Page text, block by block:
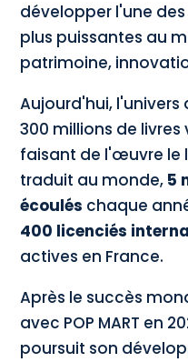
développer l'une
plus puissantes au
patrimoine,
Aujourd'hui, l'univers
300 millions de livres
faisant de l'œuvre le
traduit au monde, 5
écoulés chaque
400 licenciés
actives en France.
Après le succès
avec POP MART en
poursuit son